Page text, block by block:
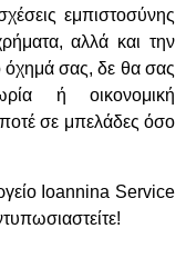
εμπιστοσύνης
αλλά και την
όχημά σας, δε θα σας
ή οικονομική
σε μπελάδες όσο
Ioannina Service